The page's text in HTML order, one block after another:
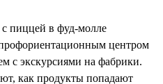
пиццей в фуд-молле
центром
с экскурсиями на фабрики.
как продукты попадают